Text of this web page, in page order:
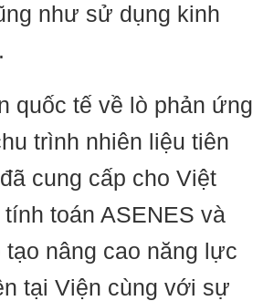
như sử dụng kinh
quốc tế về lò phản ứng
trình nhiên liệu tiên
cung cấp cho Việt
toán ASENES và
tạo nâng cao năng lực
tại Viện cùng với sự